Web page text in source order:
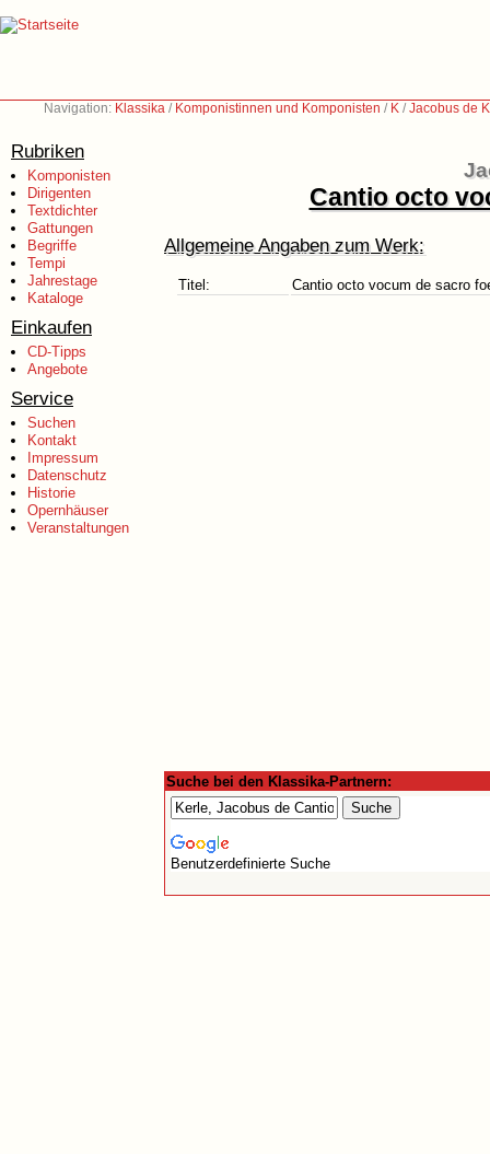
Navigation: Klassika / Komponistinnen und Komponisten / K /Jacobus de
Rubriken
Komponisten
Dirigenten
Textdichter
Gattungen
Begriffe
Tempi
Jahrestage
Kataloge
Einkaufen
CD-Tipps
Angebote
Service
Suchen
Kontakt
Impressum
Datenschutz
Historie
Opernhäuser
Veranstaltungen
Cantio octo
Allgemeine Angaben zum Werk:
Titel: Cantio octo vocum de sacro
Suche bei den Klassika-Partnern:
Benutzerdefinierte Suche